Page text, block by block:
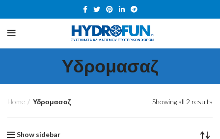
Υδρομασαζ
Home Υδρομασαζ Showing all 2 results
Show sidebar